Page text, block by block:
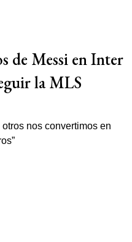
de Messi en Inter
la MLS